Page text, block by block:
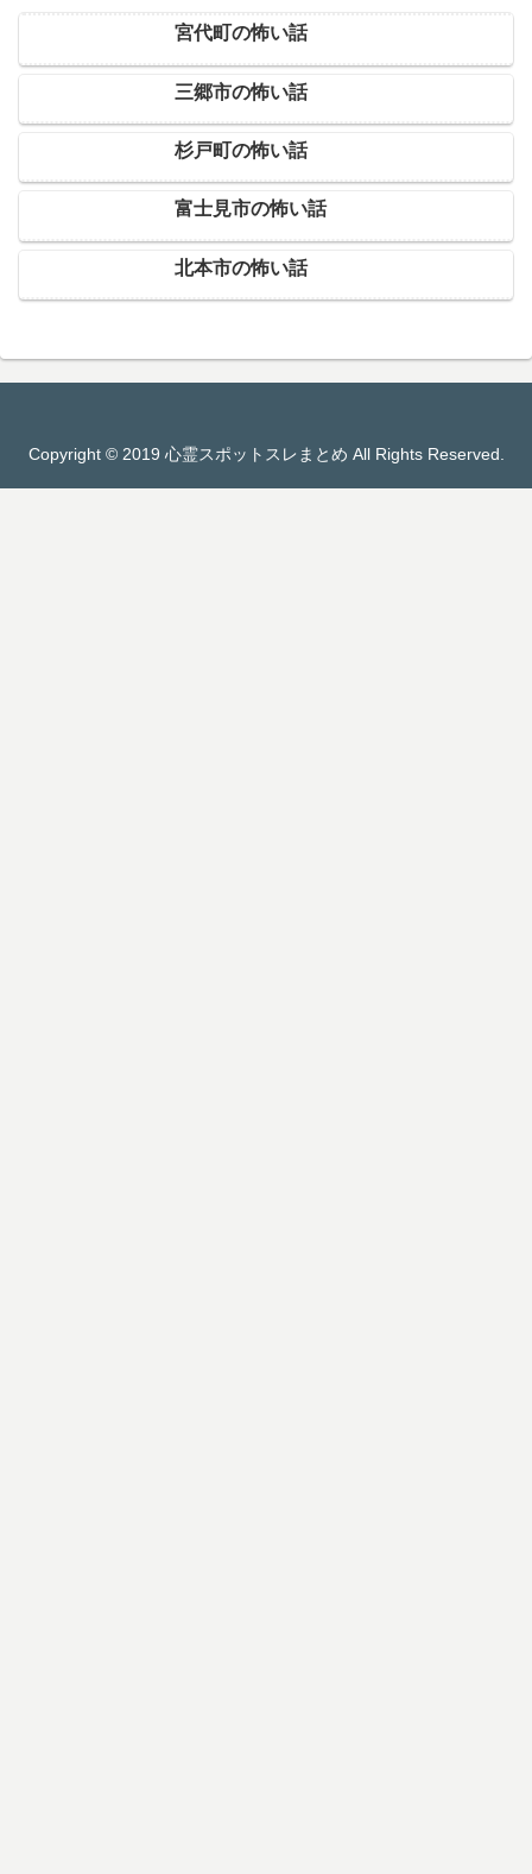
宮代町の怖い話
三郷市の怖い話
杉戸町の怖い話
富士見市の怖い話
北本市の怖い話
Copyright © 2019 心霊スポットスレまとめ All Rights Reserved.